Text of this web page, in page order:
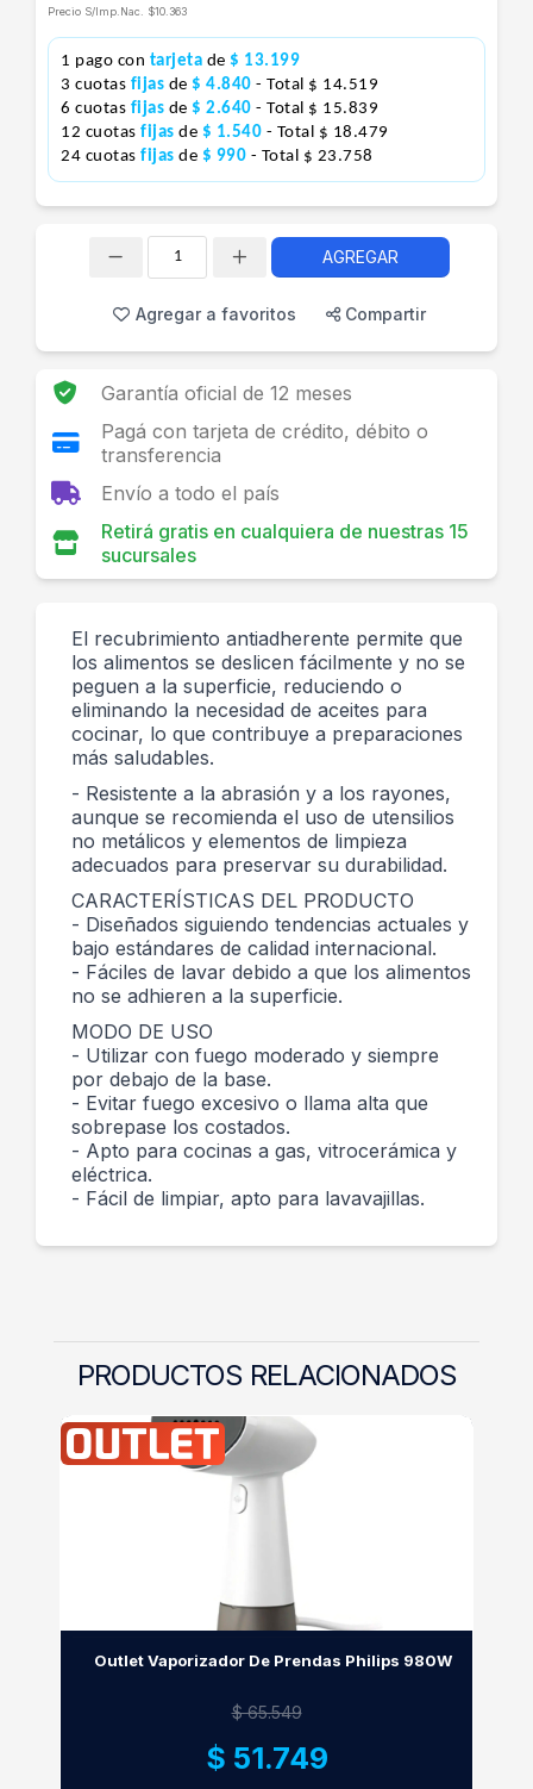
Precio S/Imp.Nac. $10.363
1 pago con tarjeta de $ 13.199
3 cuotas fijas de $ 4.840 - Total $ 14.519
6 cuotas fijas de $ 2.640 - Total $ 15.839
12 cuotas fijas de $ 1.540 - Total $ 18.479
24 cuotas fijas de $ 990 - Total $ 23.758
AGREGAR
Agregar a favoritos Compartir
Garantía oficial de 12 meses
Pagá con tarjeta de crédito, débito o
transferencia
Envío a todo el país
Retirá gratis en cualquiera de nuestras 15
sucursales
El recubrimiento antiadherente permite que
los alimentos se deslicen fácilmente y no se
peguen a la superficie, reduciendo o
eliminando la necesidad de aceites para
cocinar, lo que contribuye a preparaciones
más saludables.
- Resistente a la abrasión y a los rayones,
aunque se recomienda el uso de utensilios
no metálicos y elementos de limpieza
adecuados para preservar su durabilidad.
CARACTERÍSTICAS DEL PRODUCTO
- Diseñados siguiendo tendencias actuales y
bajo estándares de calidad internacional.
- Fáciles de lavar debido a que los alimentos
no se adhieren a la superficie.
MODO DE USO
- Utilizar con fuego moderado y siempre
por debajo de la base.
- Evitar fuego excesivo o llama alta que
sobrepase los costados.
- Apto para cocinas a gas, vitrocerámica y
eléctrica.
- Fácil de limpiar, apto para lavavajillas.
PRODUCTOS RELACIONADOS
Outlet Vaporizador De Prendas Philips 980W
$ 65.549
$ 51.749